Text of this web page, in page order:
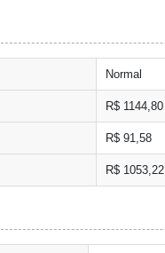
Normal
R$ 1144,80
R$ 91,58
R$ 1053,22